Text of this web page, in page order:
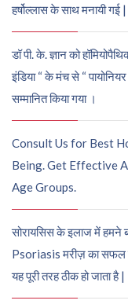
हर्षोल्लास के साथ मनायी गई |
डॉ पी. के. ज्ञान को
इंडिया “ के मंच से “
सम्मानित किया गया ।
Consult Us for Best
Being. Get Effective
Age Groups.
सोरायसिस के इलाज में हमने
Psoriasis मरीज़ का सफल
यह पूरी तरह ठीक हो जाता है |